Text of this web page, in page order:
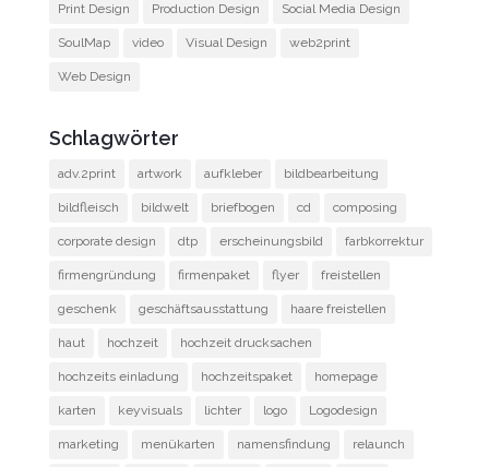
Print Design Production Design Social Media Design
SoulMap video Visual Design web2print
Web Design
Schlagwörter
adv.2print artwork aufkleber bildbearbeitung
bildfleisch bildwelt briefbogen cd composing
corporate design dtp erscheinungsbild farbkorrektur
firmengründung firmenpaket flyer freistellen
geschenk geschäftsausstattung haare freistellen
haut hochzeit hochzeit drucksachen
hochzeits einladung hochzeitspaket homepage
karten keyvisuals lichter logo Logodesign
marketing menükarten namensfindung relaunch